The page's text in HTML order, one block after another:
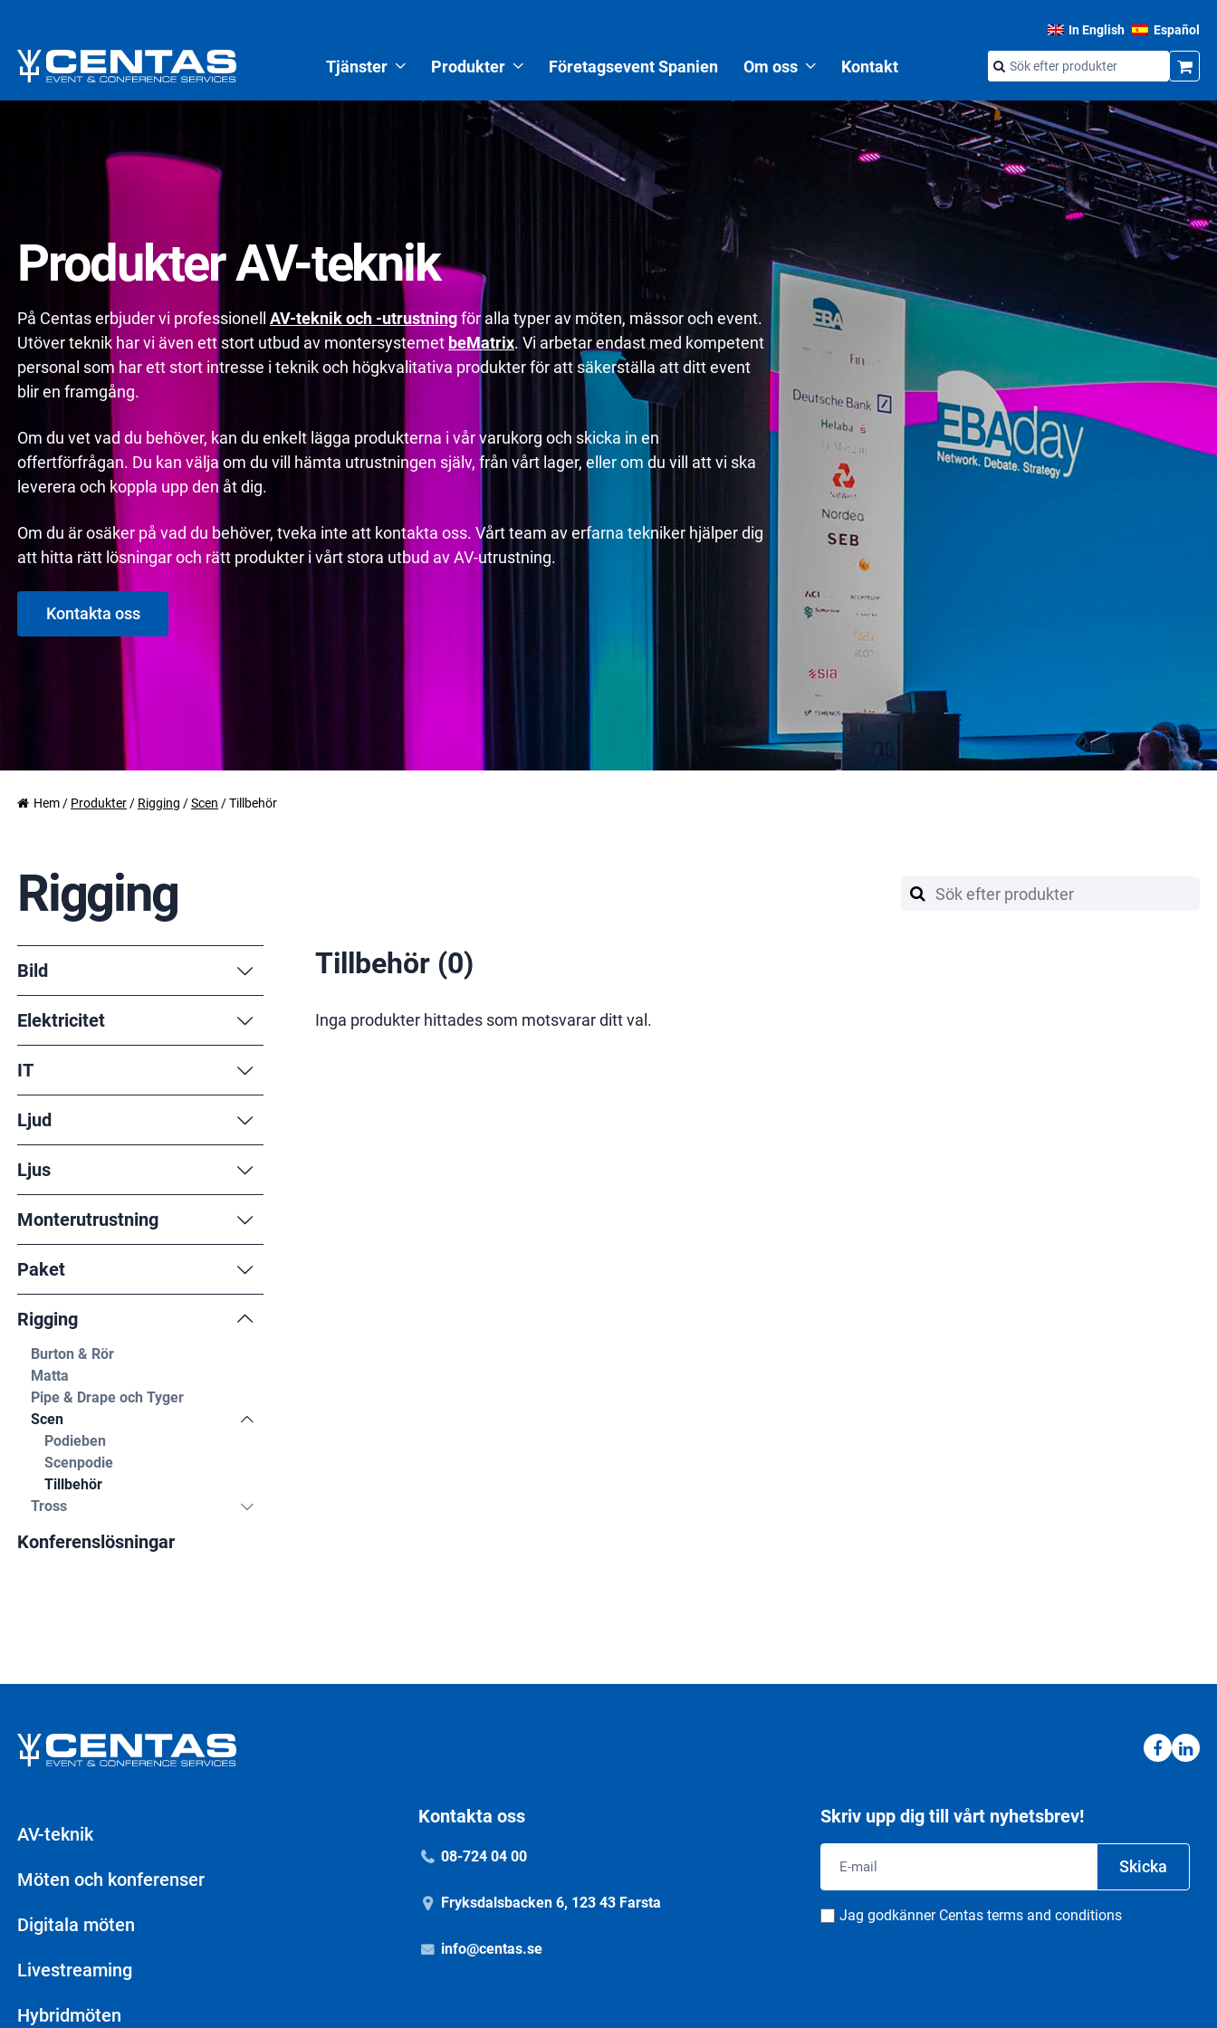
In English Español
Tjänster Produkter Företagsevent Spanien Om oss Kontakt
Produkter AV-teknik
På Centas erbjuder vi professionell AV-teknik och -utrustningför alla typer av möten, mässor och event.
Utöver teknik har vi även ett stort utbud av montersystemet beMatrix. Vi arbetar endast med kompetent
personal som har ett stort intresse i teknik och högkvalitativa produkter för att säkerställa att ditt event
blir en framgång.
Om du vet vad du behöver, kan du enkelt lägga produkterna i vår varukorg och skicka in en
offertförfrågan. Du kan välja om du vill hämta utrustningen själv, från vårt lager, eller om du vill att vi ska
leverera och koppla upp den åt dig.
Om du är osäker på vad du behöver, tveka inte att kontakta oss. Vårt team av erfarna tekniker hjälper dig
att hitta rätt lösningar och rätt produkter i vårt stora utbud av AV-utrustning.
Kontakta oss
Hem / Produkter / Rigging /Scen /Tillbehör
Rigging
Bild
Elektricitet
IT
Ljud
Ljus
Monterutrustning
Paket
Rigging
Burton & Rör
Matta
Pipe & Drape och Tyger
Scen
Podieben
Scenpodie
Tillbehör
Tross
Konferenslösningar
Tillbehör (0)
Inga produkter hittades som motsvarar ditt val.
AV-teknik
Möten och konferenser
Digitala möten
Livestreaming
Hybridmöten
Kontakta oss
08-724 04 00
Fryksdalsbacken 6, 123 43 Farsta
info@centas.se
Skriv upp dig till vårt nyhetsbrev!
Skicka
Consent
Jag godkänner Centas terms and conditions